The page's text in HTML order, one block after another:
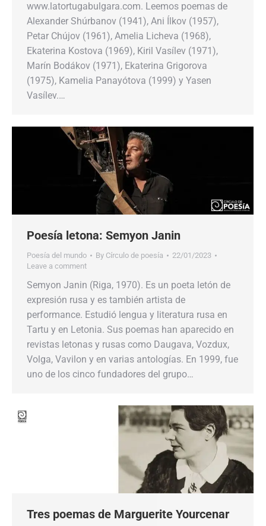
www.latortugabulgara.com. Leemos poemas de
Alexander Shúrbanov (1941), Ani Ílkov (1957),
Petar Chújov (1961), Amelia Licheva (1968),
Ekaterina Kostova (1969), Kiril Vasílev (1971),
Marín Bodákov (1971), Ekaterina Grigorova
(1975), Kamelia Panayótova (1999) y Yasen
Vasílev.…
Poesía letona: Semyon Janin
Poesía del mundo By Círculo de poesía
22/01/2023
Leave a comment
Semyon Janin (Riga, 1970). Es un poeta letón de
expresión rusa y es también artista de
performance. Estudió lengua y literatura rusa en
Tartu y en Letonia. Sus poemas han aparecido en
revistas letonas y rusas como Daugava, Vozdux,
Volga, Vavilon y en varias antologías. En 1999, fue
uno de los cinco fundadores del grupo…
Tres poemas de Marguerite Yourcenar